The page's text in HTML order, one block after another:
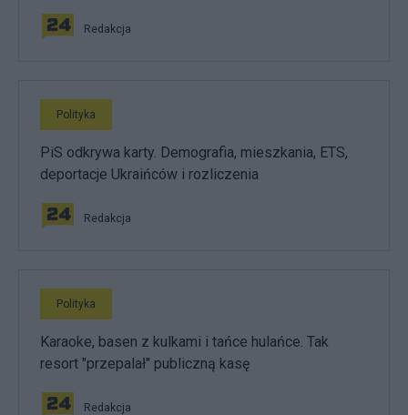
Redakcja
Polityka
PiS odkrywa karty. Demografia, mieszkania, ETS,
deportacje Ukraińców i rozliczenia
Redakcja
Polityka
Karaoke, basen z kulkami i tańce hulańce. Tak
resort "przepalał" publiczną kasę
Redakcja